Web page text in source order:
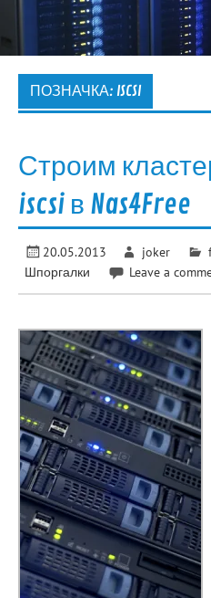
ПОЗНАЧКА: ISCSI
Строим
iscsi в Nas4Free
20.05.2013 joker
Шпоргалки
Leave a